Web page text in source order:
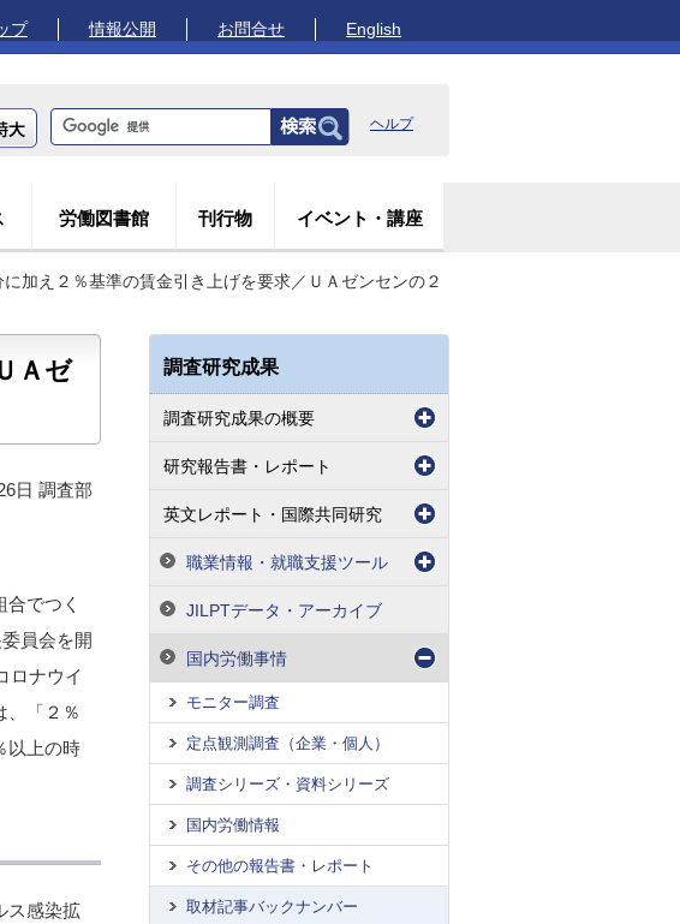
プ 情報公開 お問合せ English
ヘルプ
労働図書館 刊行物 イベント・講座
加え２％基準の賃金引き上げを要求／ＵＡゼンセンの２
Ａゼ
日 調査部
でつく
員会を開
ロナウイ
、「２％
以上の時
ス感染拡
調査研究成果
調査研究成果の概要
研究報告書・レポート
英文レポート・国際共同研究
職業情報・就職支援ツール
JILPTデータ・アーカイブ
国内労働事情
モニター調査
定点観測調査（企業・個人）
調査シリーズ・資料シリーズ
国内労働情報
その他の報告書・レポート
取材記事バックナンバー